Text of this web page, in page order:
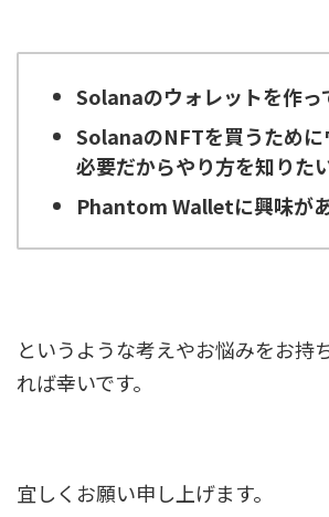
Solanaのウォレットを作っ
SolanaのNFTを買うために
必要だからやり方を知りた
Phantom Walletに興味が
というような考えやお悩みをお持
れば幸いです。
宜しくお願い申し上げます。